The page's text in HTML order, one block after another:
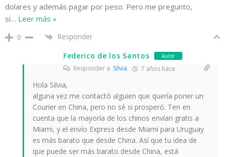
dolares y además pagar por peso. Pero me pregunto,
si… Leer más »
0 Responder
Federico de los Santos Autor
Responder a Silvia 7 años hace
Hola Silvia,
alguna vez me contactó alguien que quería poner un
Courier en China, pero no sé si prosperó. Ten en
cuenta que la mayoría de los chinos envían gratis a
Miami, y el envío Express desde Miami para Uruguay
es más barato que desde China. Así que tu idea de
que puede ser más barato desde China, está